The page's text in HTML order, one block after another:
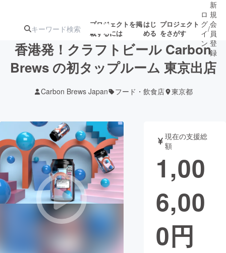
プロジェクトを掲
載するには
はじ
める
プロジェクト
をさがす
ターン
ジェクト
募集終了が近いプ
ロジェクト
もうすぐ公開
されます
アート・写真 音楽
テクノロジー・ガジェット ゲーム・サ
映像・映画
ビジネス・起業
まちづくり・地域活性化
ロ
グ
イ
ン
/
新
規
会
員
登
録
香港発！クラフトビール Carbon
Brews の初タップルーム 東京出店
Carbon Brews Japan フード・飲食店 東京都
現在の支援総
額
1,00
6,00
0円